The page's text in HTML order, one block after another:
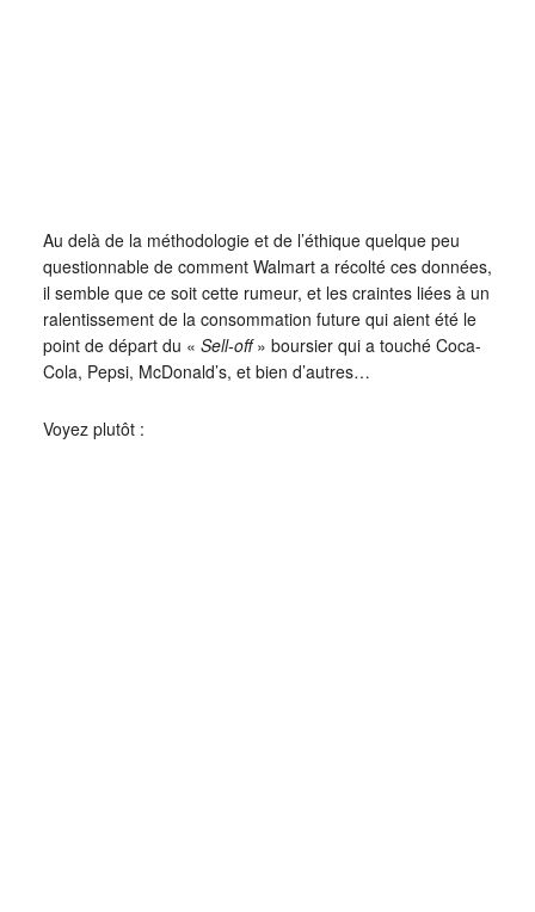
Au delà de la méthodologie et de l’éthique quelque peu
questionnable de comment Walmart a récolté ces données,
il semble que ce soit cette rumeur, et les craintes liées à un
ralentissement de la consommation future qui aient été le
point de départ du « Sell-off» boursier qui a touché Coca-
Cola, Pepsi, McDonald’s, et bien d’autres…
Voyez plutôt :